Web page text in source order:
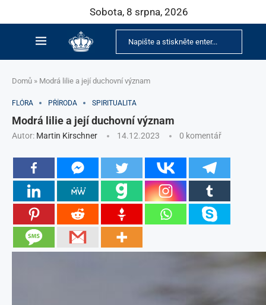
Sobota, 8 srpna, 2026
Domů » Modrá lilie a její duchovní význam
FLÓRA PŘÍRODA SPIRITUALITA
Modrá lilie a její duchovní význam
Autor: Martin Kirschner 14.12.2023 0 komentář